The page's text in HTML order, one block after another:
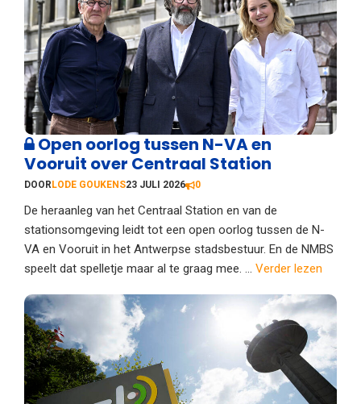
Open oorlog tussen N-VA en
Vooruit over Centraal Station
DOOR LODE GOUKENS23 JULI 2026 0
De heraanleg van het Centraal Station en van de
stationsomgeving leidt tot een open oorlog tussen de N-
VA en Vooruit in het Antwerpse stadsbestuur. En de NMBS
speelt dat spelletje maar al te graag mee. ... Verder lezen